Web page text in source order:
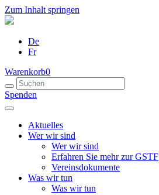
Zum Inhalt springen
De
Fr
Warenkorb0
Spenden
Aktuelles
Wer wir sind
Wer wir sind
Erfahren Sie mehr zur GSTF
Vereinsdokumente
Was wir tun
Was wir tun